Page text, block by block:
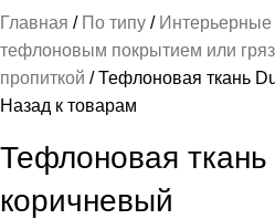
Главная По типу Интерьерные
тефлоновым покрытием или
пропиткой
Тефлоновая ткань
Назад к товарам
Тефлоновая
коричневый